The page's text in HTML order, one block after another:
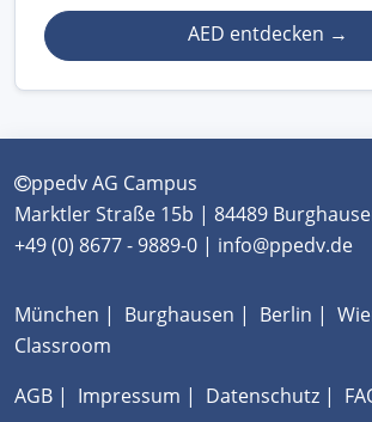
AED entdecken →
ppedv AG Campus
Marktler Straße 15b | 84489
+49 (0) 8677 - 9889-0 | info@ppedv.de
München | Burghausen | Berlin |
Classroom
AGB | Impressum | Datenschutz |